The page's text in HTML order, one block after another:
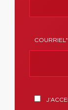
COURRIEL*